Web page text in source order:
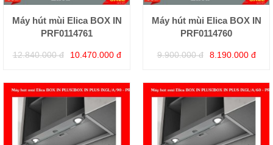
Máy hút mùi Elica BOX IN
PRF0114761
12.840.000 đ 10.470.000 đ
Máy hút mùi Elica BOX IN
PRF0114760
9.900.000 đ 8.190.000 đ